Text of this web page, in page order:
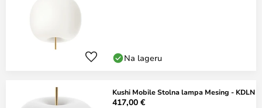
Na lageru
Kushi Mobile Stolna lampa Mesing - KDLN
417,00 €